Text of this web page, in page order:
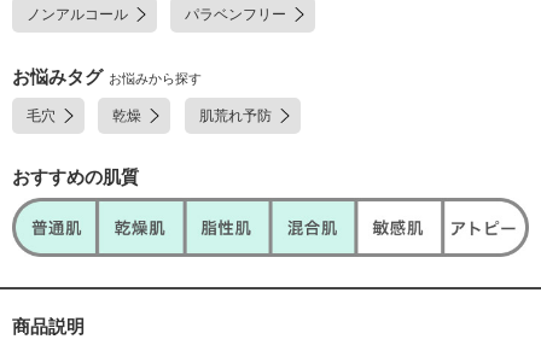
ノンアルコール パラベンフリー
お悩みタグ お悩みから探す
毛穴 乾燥 肌荒れ予防
おすすめの肌質
商品説明